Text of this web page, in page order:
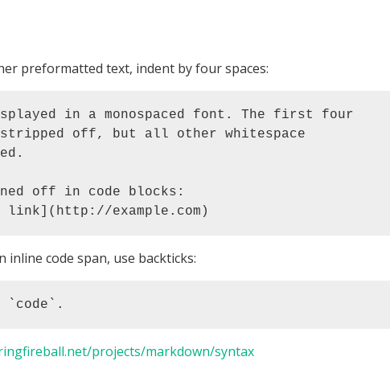
preformatted text, indent by four spaces:
code span, use backticks:
`code`.
projects/markdown/syntax